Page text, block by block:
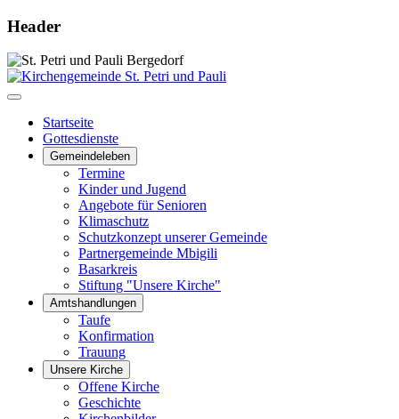
Header
Startseite
Gottesdienste
Gemeindeleben
Termine
Kinder und Jugend
Angebote für Senioren
Klimaschutz
Schutzkonzept unserer Gemeinde
Partnergemeinde Mbigili
Basarkreis
Stiftung "Unsere Kirche"
Amtshandlungen
Taufe
Konfirmation
Trauung
Unsere Kirche
Offene Kirche
Geschichte